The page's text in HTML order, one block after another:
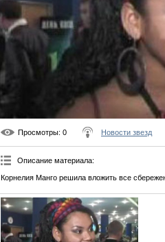
Просмотры: 0 Новости звезд
Описание материала:
Корнелия Манго решила вложить все